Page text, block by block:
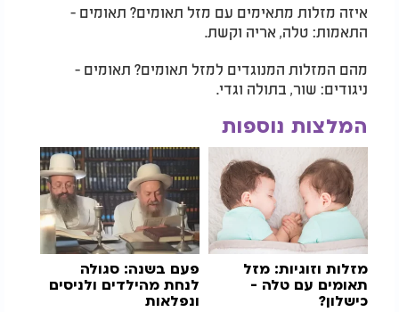
איזה מזלות מתאימים עם מזל תאומים? תאומים -
התאמות: טלה, אריה וקשת.
מהם המזלות המנוגדים למזל תאומים? תאומים -
ניגודים: שור, בתולה וגדי.
המלצות נוספות
מזלות וזוגיות: מזל
תאומים עם טלה -
כישלון?
פעם בשנה: סגולה
לנחת מהילדים ולניסים
ונפלאות